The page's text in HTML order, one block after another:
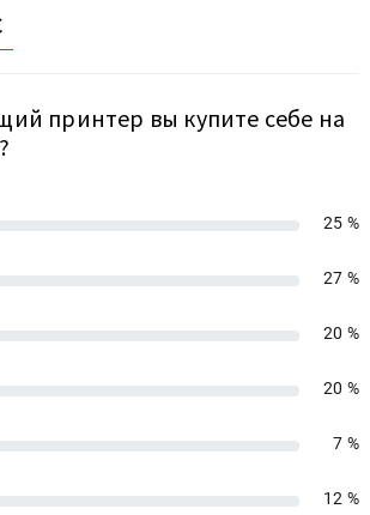
принтер вы купите себе на
25 %
27 %
20 %
20 %
7 %
12 %